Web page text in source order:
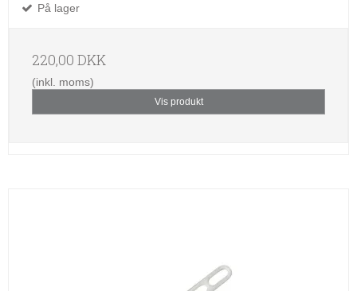
På lager
220,00 DKK
(inkl. moms)
Vis produkt